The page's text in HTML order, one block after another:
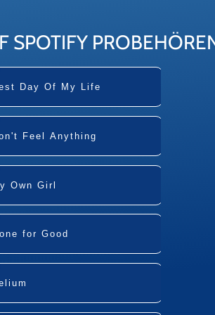
SPOTIFY
Day Of My Life
Feel Anything
Own Girl
for Good